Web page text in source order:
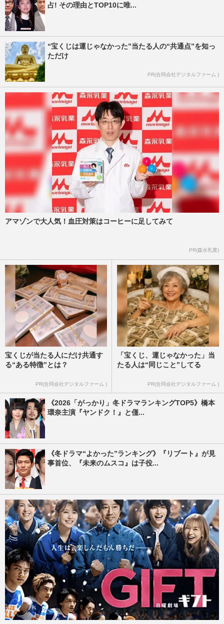
占! その理由とTOP10に唯...
“宝くじは運じゃなかった”当たる人の“共通点”を知っ
ただけ
PR(合同会社デジタルファーム )
アマゾンで大人気！血圧対策はコーヒーに足してみて
PR(森永乳業)
宝くじが当たる人にだけ共通す
る“ある特徴”とは？
PR(合同会社デジタルファーム )
「宝くじ、運じゃなかった」当
たる人は“同じこと”してる
PR(合同会社デジタルファーム )
《2026「がっかり」冬ドラマランキングTOP5》橋本
環奈主演『ヤンドク！』と僅...
《冬ドラマ“よかった”ランキング》『リブート』が見
事首位、『未来のムスコ』は子役...